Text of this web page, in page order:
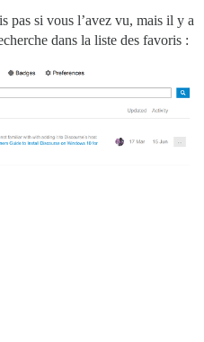
pas si vous l’avez vu, mais il y a
dans la liste des favoris :